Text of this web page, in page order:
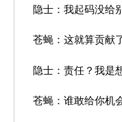
隐士：我起码没给
苍蝇：这就算贡献
隐士：责任？我是
苍蝇：谁敢给你机